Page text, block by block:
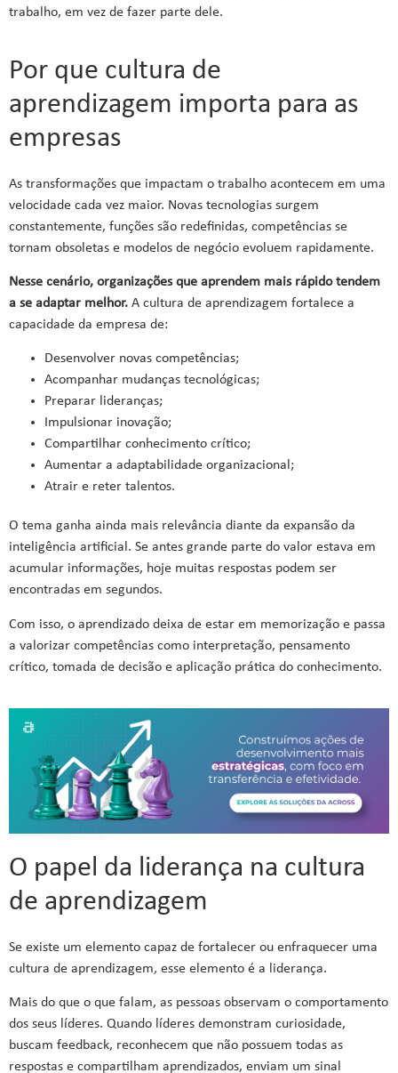
trabalho, em vez de fazer parte dele.
Por que cultura de
aprendizagem importa para as
empresas
As transformações que impactam o trabalho acontecem em uma
velocidade cada vez maior. Novas tecnologias surgem
constantemente, funções são redefinidas, competências se
tornam obsoletas e modelos de negócio evoluem rapidamente.
Nesse cenário, organizações que aprendem mais rápido tendem
a se adaptar melhor. A cultura de aprendizagem fortalece a
capacidade da empresa de:
Desenvolver novas competências;
Acompanhar mudanças tecnológicas;
Preparar lideranças;
Impulsionar inovação;
Compartilhar conhecimento crítico;
Aumentar a adaptabilidade organizacional;
Atrair e reter talentos.
O tema ganha ainda mais relevância diante da expansão da
inteligência artificial. Se antes grande parte do valor estava em
acumular informações, hoje muitas respostas podem ser
encontradas em segundos.
Com isso, o aprendizado deixa de estar em memorização e passa
a valorizar competências como interpretação, pensamento
crítico, tomada de decisão e aplicação prática do conhecimento.
O papel da liderança na cultura
de aprendizagem
Se existe um elemento capaz de fortalecer ou enfraquecer uma
cultura de aprendizagem, esse elemento é a liderança.
Mais do que o que falam, as pessoas observam o comportamento
dos seus líderes. Quando líderes demonstram curiosidade,
buscam feedback, reconhecem que não possuem todas as
respostas e compartilham aprendizados, enviam um sinal